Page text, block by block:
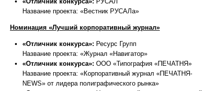
Название проекта: «Вестник РУСАЛа»
Номинация «Лучший корпоративный журнал»
«Отличник конкурса»: Ресурс Групп
Название проекта: «Журнал «Навигатор»
«Отличник конкурса»: ООО «Типография «ПЕЧАТНЯ»
Название проекта: «Корпоративный журнал «ПЕЧАТНЯ-
NEWS» от лидера полиграфического рынка»